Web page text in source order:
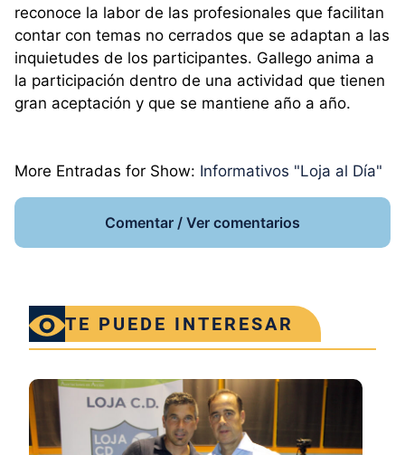
reconoce la labor de las profesionales que facilitan
contar con temas no cerrados que se adaptan a las
inquietudes de los participantes. Gallego anima a
la participación dentro de una actividad que tienen
gran aceptación y que se mantiene año a año.
More Entradas for Show: Informativos "Loja al Día"
Comentar / Ver comentarios
TE PUEDE INTERESAR